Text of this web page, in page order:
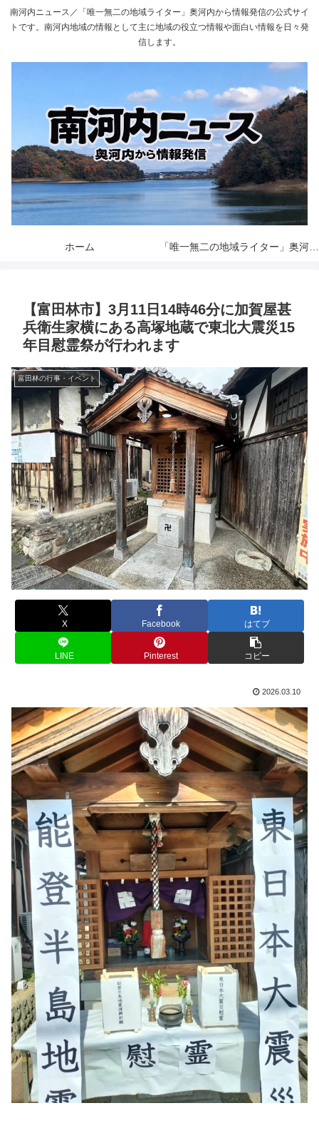
南河内ニュース／「唯一無二の地域ライター」奥河内から情報発信の公式サイ
トです。南河内地域の情報として主に地域の役立つ情報や面白い情報を日々発
信します。
ホーム
【富田林市】3月11日14時46分に加賀屋甚
兵衛生家横にある高塚地蔵で東北大震災15
年目慰霊祭が行われます
富田林の行事・イベント
X Facebook はてブ
LINE Pinterest コピー
2026.03.10